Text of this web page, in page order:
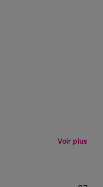
Voir plus